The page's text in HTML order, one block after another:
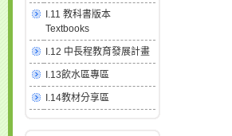
I.11 教科書版本
Textbooks
I.12 中長程教育發展計畫
I.13飲水區專區
I.14教材分享區